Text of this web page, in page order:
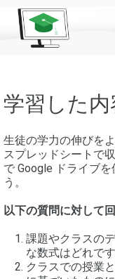
学習した
生徒の学力の伸びを
スプレッドシートで
で Google ドライブ
う。
以下の質問に対して
課題やクラスの
な数式はどれで
クラスでの授業